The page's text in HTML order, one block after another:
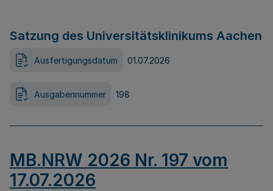
Satzung des Universitätsklinikums Aachen
Ausfertigungsdatum 01.07.2026
Ausgabennummer 198
MB.NRW 2026 Nr. 197 vom
17.07.2026